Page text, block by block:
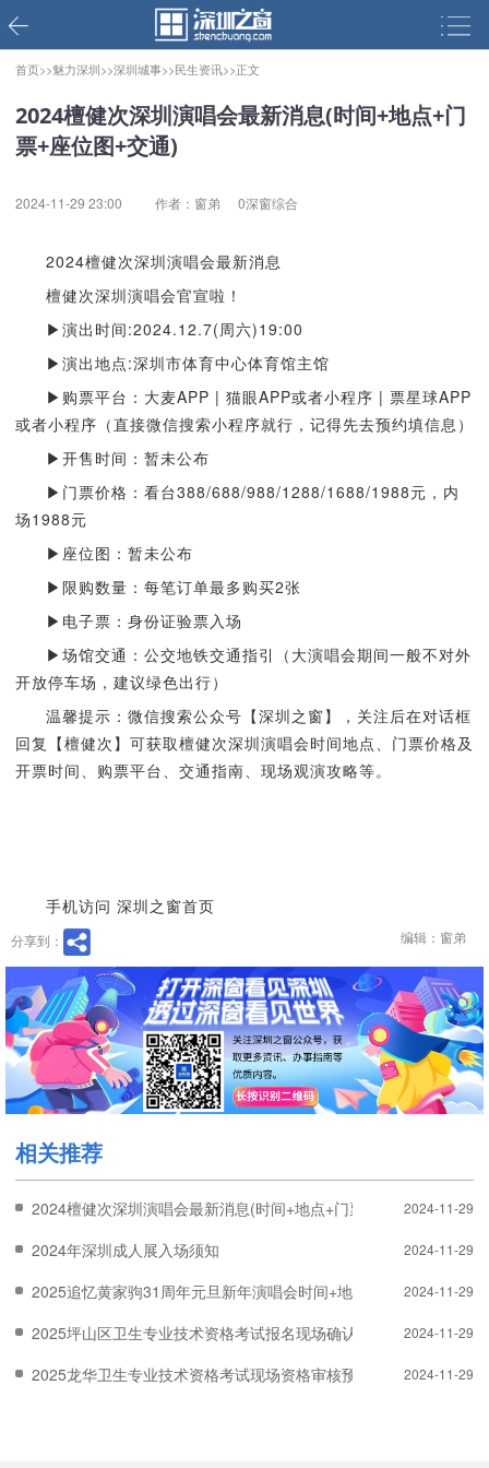
首页>>魅力深圳>>深圳城事>>民生资讯>>正文
2024檀健次深圳演唱会最新消息(时间+地点+门
票+座位图+交通)
2024-11-29 23:00 作者：窗弟 0深窗综合
2024檀健次深圳演唱会最新消息
檀健次深圳演唱会官宣啦！
▶演出时间:2024.12.7(周六)19:00
▶演出地点:深圳市体育中心体育馆主馆
▶购票平台：大麦APP | 猫眼APP或者小程序 | 票星球APP
或者小程序（直接微信搜索小程序就行，记得先去预约填信息）
▶开售时间：暂未公布
▶门票价格：看台388/688/988/1288/1688/1988元，内
场1988元
▶座位图：暂未公布
▶限购数量：每笔订单最多购买2张
▶电子票：身份证验票入场
▶场馆交通：公交地铁交通指引（大演唱会期间一般不对外
开放停车场，建议绿色出行）
温馨提示：微信搜索公众号【深圳之窗】，关注后在对话框
回复【檀健次】可获取檀健次深圳演唱会时间地点、门票价格及
开票时间、购票平台、交通指南、现场观演攻略等。
手机访问 深圳之窗首页
分享到： 编辑：窗弟
相关推荐
2024檀健次深圳演唱会最新消息(时间+地点+门票+座位图+交通)
2024-11-29
2024年深圳成人展入场须知 2024-11-29
2025追忆黄家驹31周年元旦新年演唱会时间+地点+门票2024-11-29
2025坪山区卫生专业技术资格考试报名现场确认时间 2024-11-29
2025龙华卫生专业技术资格考试现场资格审核预约入口在哪里
2024-11-29